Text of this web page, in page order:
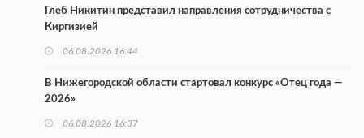
Глеб Никитин представил направления сотрудничества с
Киргизией
06.08.2026 16:44
В Нижегородской области стартовал конкурс «Отец года —
2026»
06.08.2026 16:37